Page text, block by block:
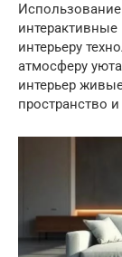
интерьеру
атмосферу
интерьер
пространство